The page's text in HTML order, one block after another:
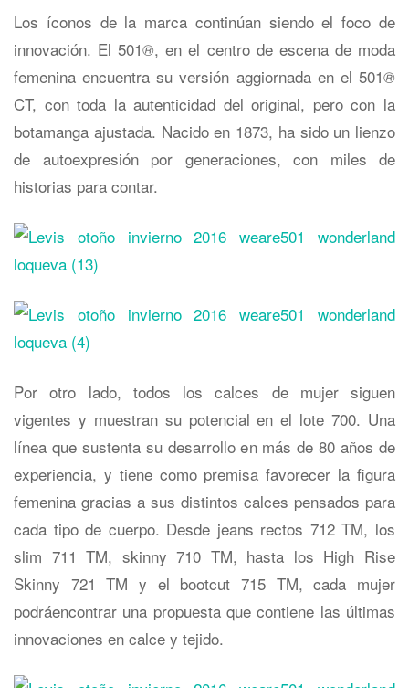
Los íconos de la marca continúan siendo el foco de
innovación. El 501®, en el centro de escena de moda
femenina encuentra su versión aggiornada en el 501®
CT, con toda la autenticidad del original, pero con la
botamanga ajustada. Nacido en 1873, ha sido un lienzo
de autoexpresión por generaciones, con miles de
historias para contar.
Por otro lado, todos los calces de mujer siguen
vigentes y muestran su potencial en el lote 700. Una
línea que sustenta su desarrollo en más de 80 años de
experiencia, y tiene como premisa favorecer la figura
femenina gracias a sus distintos calces pensados para
cada tipo de cuerpo. Desde jeans rectos 712 TM, los
slim 711 TM, skinny 710 TM, hasta los High Rise
Skinny 721 TM y el bootcut 715 TM, cada mujer
podráencontrar una propuesta que contiene las últimas
innovaciones en calce y tejido.